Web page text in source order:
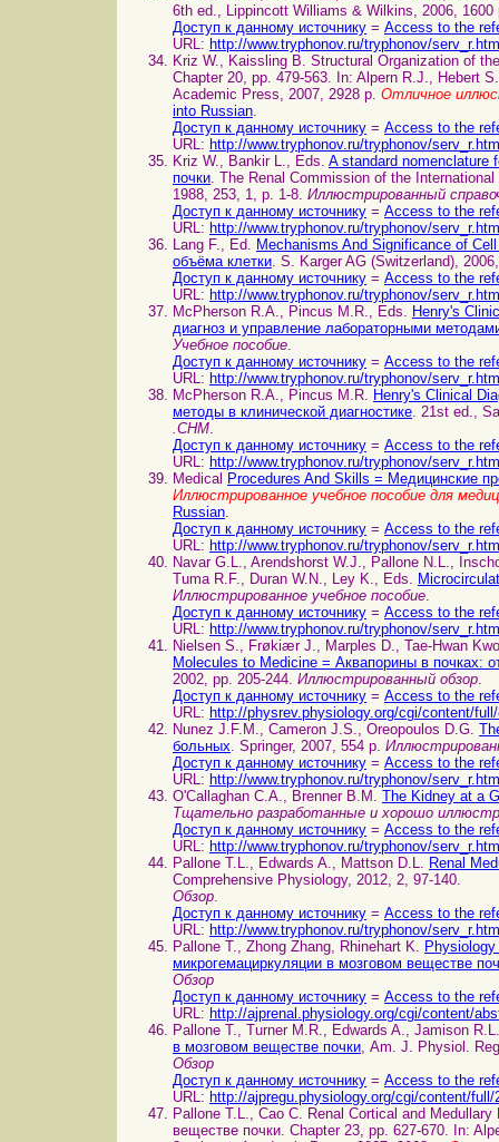
6th ed., Lippincott Williams & Wilkins, 2006,
Доступ к данному источнику = Access to the
URL: http://www.tryphonov.ru/tryphonov/
Kriz W., Kaissling B. Structural Organization of
Chapter 20, pp. 479-563. In: Alpern R.J., Hebert
Academic Press, 2007, 2928 p. Отличное
into Russian.
Доступ к данному источнику = Access to the
URL: http://www.tryphonov.ru/tryphonov/
Kriz W., Bankir L., Eds. A standard nomenclature
почки. The Renal Commission of the
1988, 253, 1, p. 1-8. Иллюстрированный
Доступ к данному источнику = Access to the
URL: http://www.tryphonov.ru/tryphonov/
Lang F., Ed. Mechanisms And Significance of
объёма клетки. S. Karger AG (Switzerland),
Доступ к данному источнику = Access to the
URL: http://www.tryphonov.ru/tryphonov/
McPherson R.A., Pincus M.R., Eds. Henry's
диагноз и управление лабораторными
Учебное пособие.
Доступ к данному источнику = Access to the
URL: http://www.tryphonov.ru/tryphonov/
McPherson R.A., Pincus M.R. Henry's Clinical
методы в клинической диагностике. 21st ed.,
.CHM.
Доступ к данному источнику = Access to the
URL: http://www.tryphonov.ru/tryphonov/
Medical Procedures And Skills = Медицинские
Иллюстрированное учебное пособие для
Russian.
Доступ к данному источнику = Access to the
URL: http://www.tryphonov.ru/tryphonov/
Navar G.L., Arendshorst W.J., Pallone N.L.,
Tuma R.F., Duran W.N., Ley K., Eds.
Иллюстрированное учебное пособие.
Доступ к данному источнику = Access to the
URL: http://www.tryphonov.ru/tryphonov/
Nielsen S., Frøkiær J., Marples D., Tae-Hwan
Molecules to Medicine = Аквапорины в почках:
2002, pp. 205-244. Иллюстрированный обзор.
Доступ к данному источнику = Access to the
URL: http://physrev.physiology.org/cgi/content/
Nunez J.F.M., Cameron J.S., Oreopoulos D.G.
больных. Springer, 2007, 554 p.
Доступ к данному источнику = Access to the
URL: http://www.tryphonov.ru/tryphonov/
O'Callaghan C.A., Brenner B.M. The Kidney at a
Тщательно разработанные и хорошо
Доступ к данному источнику = Access to the
URL: http://www.tryphonov.ru/tryphonov/
Pallone T.L., Edwards A., Mattson D.L. Renal
Comprehensive Physiology, 2012, 2, 97-140.
Обзор.
Доступ к данному источнику = Access to the
URL: http://www.tryphonov.ru/tryphonov/
Pallone T., Zhong Zhang, Rhinehart K.
микрогемациркуляции в мозговом веществе
Обзор
Доступ к данному источнику = Access to the
URL: http://ajprenal.physiology.org/cgi/content/
Pallone T., Turner M.R., Edwards A., Jamison
в мозговом веществе почки, Am. J. Physiol.
Обзор
Доступ к данному источнику = Access to the
URL: http://ajpregu.physiology.org/cgi/content/full/
Pallone T.L., Cao C. Renal Cortical and
веществе почки. Chapter 23, pp. 627-670. In: